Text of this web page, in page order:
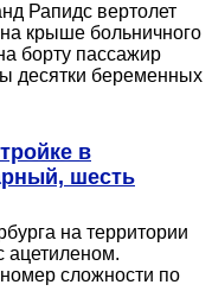
Рапидс вертолет
крыше больничного
борту пассажир
десятки беременных
в
шесть
на территории
ацетиленом.
сложности по